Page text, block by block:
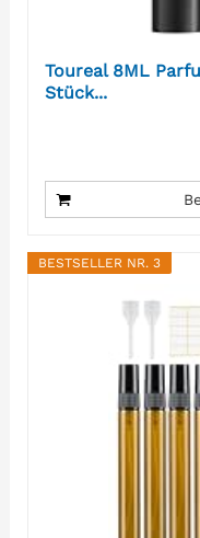
Toureal 8ML
Stück...
BESTSELLER NR. 3